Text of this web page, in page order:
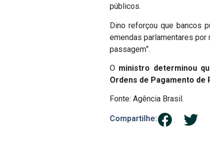
públicos.
Dino reforçou que bancos
emendas parlamentares por
passagem”.
O ministro determinou
Ordens de Pagamento de
Fonte: Agência Brasil.
Compartilhe: